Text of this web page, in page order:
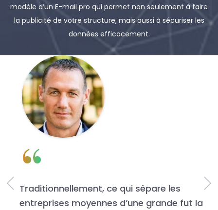
modèle d’un E-mail pro qui permet non seulement à faire
la publicité de votre structure, mais aussi à sécuriser les
données efficacement.
“
Traditionnellement, ce qui sépare les
entreprises moyennes d’une grande fut la